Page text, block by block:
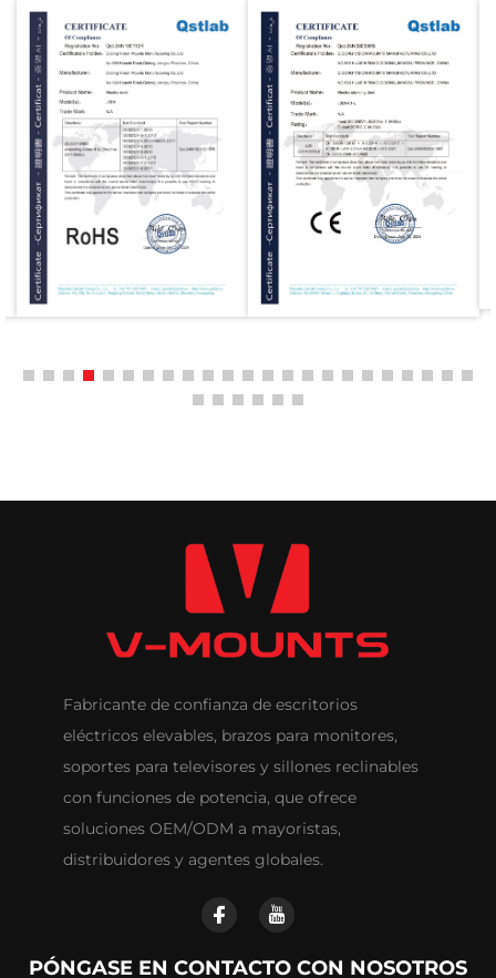
Fabricante de confianza de escritorios
eléctricos elevables, brazos para monitores,
soportes para televisores y sillones reclinables
con funciones de potencia, que ofrece
soluciones OEM/ODM a mayoristas,
distribuidores y agentes globales.
PÓNGASE EN CONTACTO CON NOSOTROS